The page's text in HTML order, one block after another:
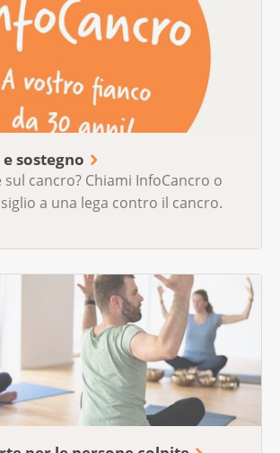
sostegno
cancro? Chiami InfoCancro o
a una lega contro il cancro.